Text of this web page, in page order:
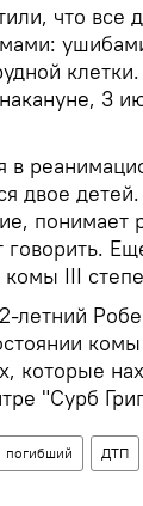
что все
3
в
двое
понимает
говорить.
комы III
летний
которые
"Сурб
погибший ДТП